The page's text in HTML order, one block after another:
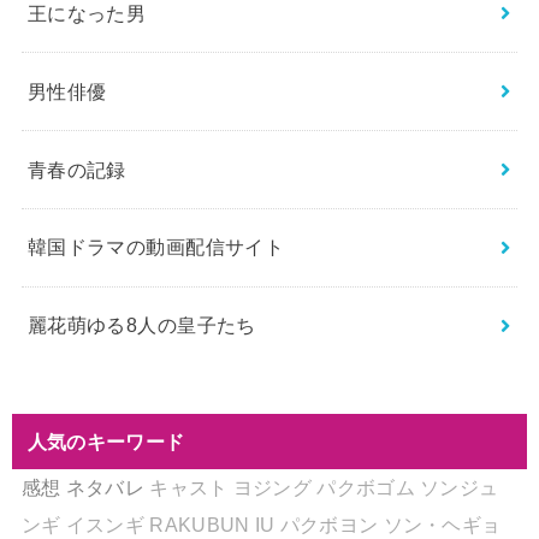
王になった男
男性俳優
青春の記録
韓国ドラマの動画配信サイト
麗花萌ゆる8人の皇子たち
人気のキーワード
感想 ネタバレ キャスト ヨジング パクボゴム ソンジュ
ンギ イスンギ RAKUBUN IU パクボヨン ソン・ヘギョ